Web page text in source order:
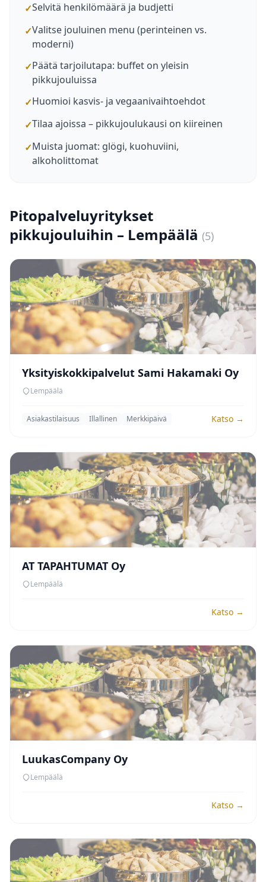
✓Selvitä henkilömäärä ja budjetti
✓Valitse jouluinen menu (perinteinen vs.
moderni)
✓Päätä tarjoilutapa: buffet on yleisin
pikkujouluissa
✓Huomioi kasvis- ja vegaanivaihtoehdot
✓Tilaa ajoissa – pikkujoulukausi on kiireinen
✓Muista juomat: glögi, kuohuviini,
alkoholittomat
Pitopalveluyritykset
pikkujouluihin – Lempäälä (5)
Yksityiskokkipalvelut Sami Hakamaki Oy
Lempäälä
Asiakastilaisuus Illallinen Merkkipäivä Katso →
AT TAPAHTUMAT Oy
Lempäälä
Katso →
LuukasCompany Oy
Lempäälä
Katso →